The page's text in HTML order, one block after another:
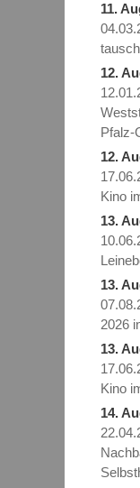
11.
12.
Pfalz-
12.
Kino
13.
13.
2026
13.
Kino
14.